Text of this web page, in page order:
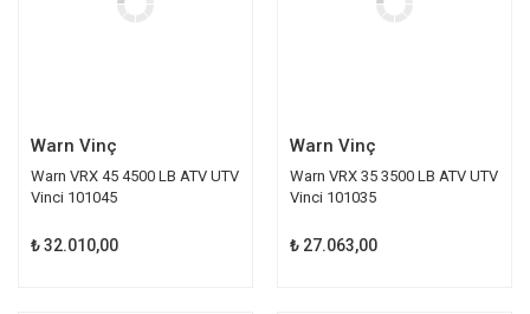
Warn Vinç
Warn VRX 45 4500 LB ATV UTV
Vinci 101045
₺ 32.010,00
Warn Vinç
Warn VRX 35 3500 LB ATV UTV
Vinci 101035
₺ 27.063,00